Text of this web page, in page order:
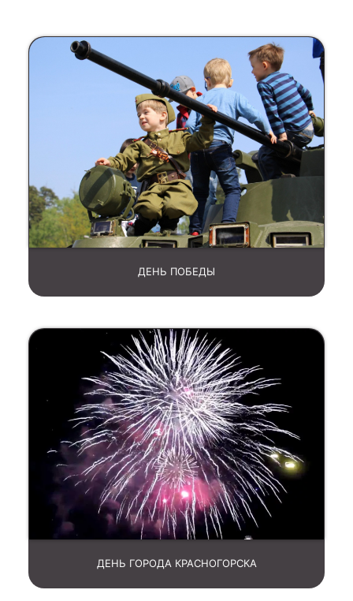
ДЕНЬ ПОБЕДЫ
ДЕНЬ ГОРОДА КРАСНОГОРСКА